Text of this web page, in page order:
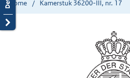
Home Kamerstuk 36200-III, nr. 17